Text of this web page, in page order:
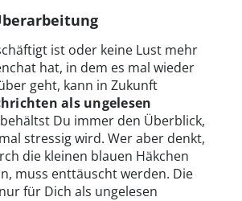
ist oder keine Lust mehr
hat, in dem es mal wieder
geht, kann in Zukunft
als ungelesen
behältst Du immer den Überblick,
stressig wird. Wer aber denkt,
die kleinen blauen Häkchen
muss enttäuscht werden. Die
für Dich als ungelesen